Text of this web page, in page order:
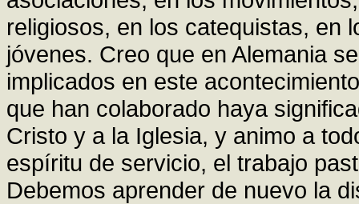
religiosos, en los catequistas, en
jóvenes. Creo que en Alemania
implicados en este
que han colaborado haya
Cristo y a la Iglesia, y animo a
espíritu de servicio, el trabajo
Debemos aprender de nuevo la